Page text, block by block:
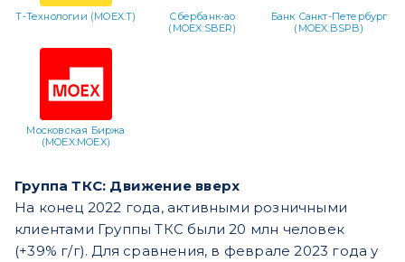
Т‑Технологии (MOEX:T)
Сбербанк-ао
(MOEX:SBER)
Банк Санкт-Петербург
(MOEX:BSPB)
Московская Биржа
(MOEX:MOEX)
Группа ТКС: Движение вверх
На конец 2022 года, активными розничными
клиентами Группы ТКС были 20 млн человек
(+39% г/г). Для сравнения, в феврале 2023 года у